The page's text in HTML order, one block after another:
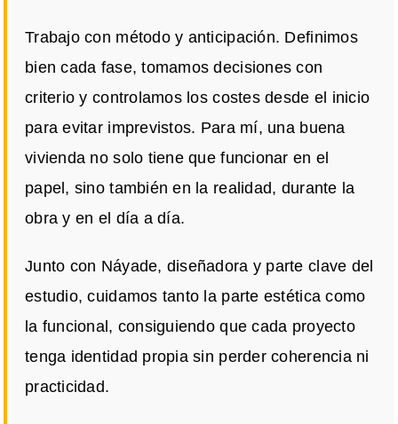
Trabajo con método y anticipación. Definimos
bien cada fase, tomamos decisiones con
criterio y controlamos los costes desde el inicio
para evitar imprevistos. Para mí, una buena
vivienda no solo tiene que funcionar en el
papel, sino también en la realidad, durante la
obra y en el día a día.
Junto con Náyade, diseñadora y parte clave del
estudio, cuidamos tanto la parte estética como
la funcional, consiguiendo que cada proyecto
tenga identidad propia sin perder coherencia ni
practicidad.